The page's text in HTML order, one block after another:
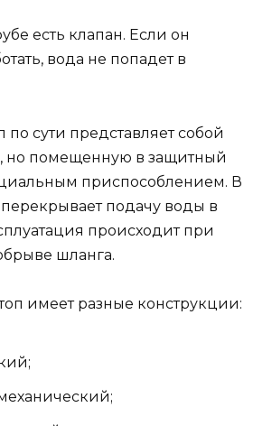
есть клапан. Если он
вода не попадет в
по сути представляет собой
но помещенную в защитный
приспособлением. В
подачу воды в
происходит при
шланга.
имеет разные конструкции: